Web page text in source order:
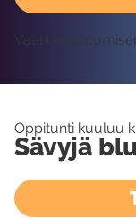
Vaatii
Oppitunti kuuluu
Sävyjä